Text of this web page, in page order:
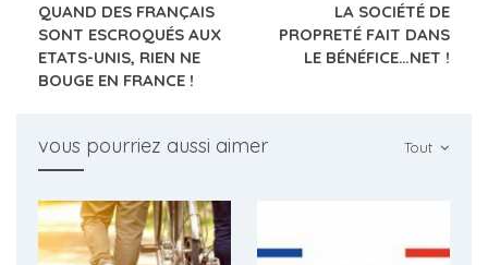
QUAND DES FRANÇAIS
SONT ESCROQUÉS AUX
ETATS-UNIS, RIEN NE
BOUGE EN FRANCE !
LA SOCIÉTÉ DE
PROPRETÉ FAIT DANS
LE BÉNÉFICE…NET !
Tout
vous pourriez aussi aimer